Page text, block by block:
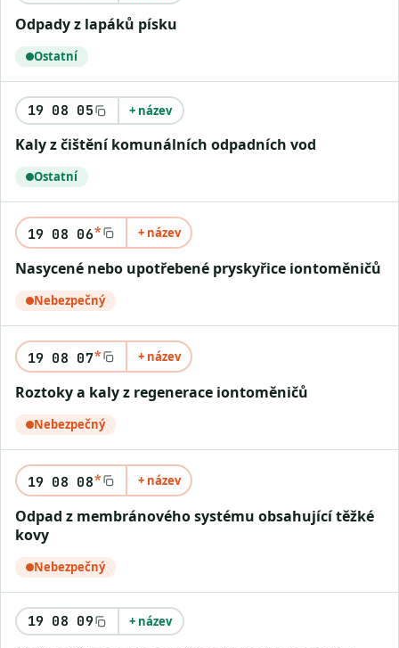
Odpady z lapáků písku
Ostatní
19 08 05 + název
Kaly z čištění komunálních odpadních vod
Ostatní
19 08 06* + název
Nasycené nebo upotřebené pryskyřice iontoměničů
Nebezpečný
19 08 07* + název
Roztoky a kaly z regenerace iontoměničů
Nebezpečný
19 08 08* + název
Odpad z membránového systému obsahující těžké
kovy
Nebezpečný
19 08 09 + název